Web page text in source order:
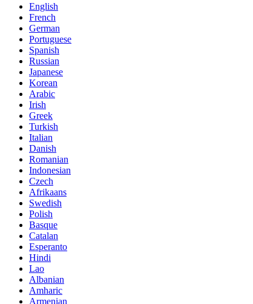
English
French
German
Portuguese
Spanish
Russian
Japanese
Korean
Arabic
Irish
Greek
Turkish
Italian
Danish
Romanian
Indonesian
Czech
Afrikaans
Swedish
Polish
Basque
Catalan
Esperanto
Hindi
Lao
Albanian
Amharic
Armenian